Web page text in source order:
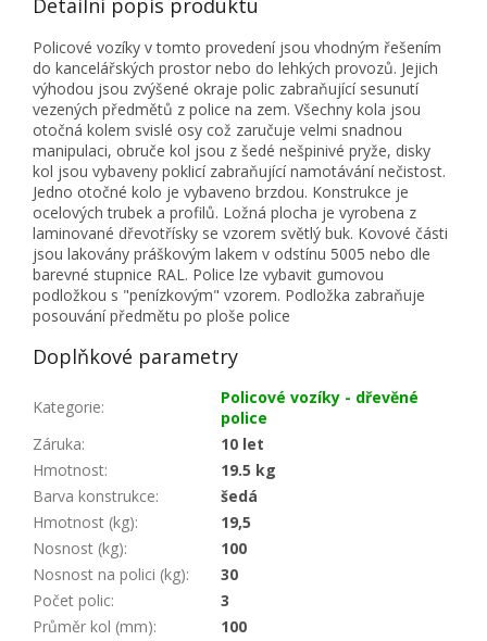
Detailní popis produktu
Policové vozíky v tomto provedení jsou vhodným řešením
do kancelářských prostor nebo do lehkých provozů. Jejich
výhodou jsou zvýšené okraje polic zabraňující sesunutí
vezených předmětů z police na zem. Všechny kola jsou
otočná kolem svislé osy což zaručuje velmi snadnou
manipulaci, obruče kol jsou z šedé nešpinivé pryže, disky
kol jsou vybaveny poklicí zabraňující namotávání nečistost.
Jedno otočné kolo je vybaveno brzdou. Konstrukce je
ocelových trubek a profilů. Ložná plocha je vyrobena z
laminované dřevotřísky se vzorem světlý buk. Kovové části
jsou lakovány práškovým lakem v odstínu 5005 nebo dle
barevné stupnice RAL. Police lze vybavit gumovou
podložkou s "penízkovým" vzorem. Podložka zabraňuje
posouvání předmětu po ploše police
Doplňkové parametry
Kategorie:
Policové vozíky - dřevěné
police
Záruka:
10 let
Hmotnost:
19.5 kg
Barva konstrukce:
šedá
Hmotnost (kg):
19,5
Nosnost (kg):
100
Nosnost na polici (kg):
30
Počet polic:
3
Průměr kol (mm):
100